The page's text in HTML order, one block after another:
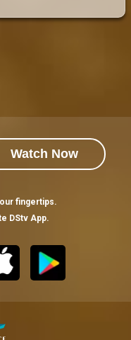
Watch Now
fingertips.
DStv App.